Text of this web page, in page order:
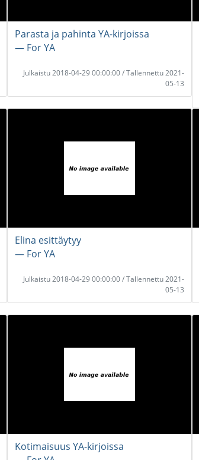
Parasta ja pahinta YA-kirjoissa
― For YA
Julkaistu 2018-04-29 00:00:00 / Tallennettu 2021-
05-13
Elina esittäytyy
― For YA
Julkaistu 2018-04-29 00:00:00 / Tallennettu 2021-
05-13
Kotimaisuus YA-kirjoissa